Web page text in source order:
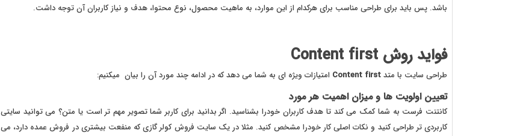
باشد. پس باید برای طراحی مناسب برای هرکدام از این موارد، به ماهیت محصول، نوع محتوا، هدف و نیاز کاربران آن توجه داشت.
فواید روش Content first
طراحی سایت با متدContent first امتیازات ویژه ای به شما می دهد که در ادامه چند مورد آن را بیان میکنیم:
تعیین اولویت ها و میزان اهمیت هر مورد
کانتنت فرست به شما کمک می کند تا هدف کاربران خودرا بشناسید. اگر بدانید برای کاربر شما تصویر مهم تر است یا متن؟ می توانید سایتی
کاربردی تر طراحی کنید و نکات اصلی کار خودرا مشخص کنید. مثلا در یک سایت فروش کولر گازی که منفعت بیشتری در فروش عمده دارد، می